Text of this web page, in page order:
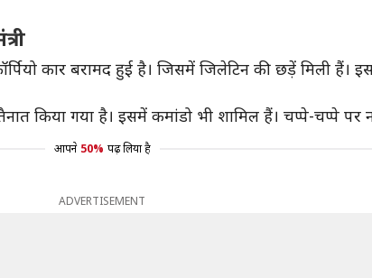
कार बरामद हुई है। जिसमें जिलेटिन की छड़ें मिली हैं।
किया गया है। इसमें कमांडो भी शामिल हैं। चप्पे-चप्पे पर
आपने 50% पढ़ लिया है
ADVERTISEMENT